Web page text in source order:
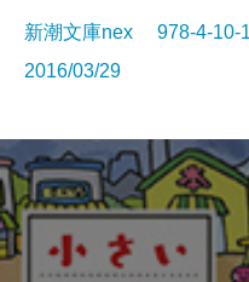
新潮文庫nex 978-4-
2016/03/29